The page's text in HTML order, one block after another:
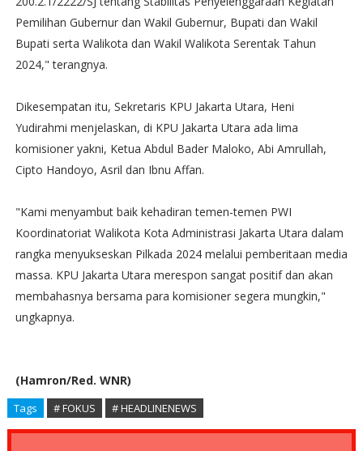
Pemilihan Gubernur dan Wakil Gubernur, Bupati dan Wakil
Bupati serta Walikota dan Wakil Walikota Serentak Tahun
2024," terangnya.
Dikesempatan itu, Sekretaris KPU Jakarta Utara, Heni
Yudirahmi menjelaskan, di KPU Jakarta Utara ada lima
komisioner yakni, Ketua Abdul Bader Maloko, Abi Amrullah,
Cipto Handoyo, Asril dan Ibnu Affan.
"Kami menyambut baik kehadiran temen-temen PWI
Koordinatoriat Walikota Kota Administrasi Jakarta Utara dalam
rangka menyukseskan Pilkada 2024 melalui pemberitaan media
massa. KPU Jakarta Utara merespon sangat positif dan akan
membahasnya bersama para komisioner segera mungkin,"
ungkapnya.
(Hamron/Red. WNR)
Tags # FOKUS # HEADLINENEWS